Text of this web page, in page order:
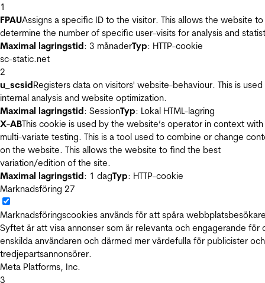
1
FPAUAssigns a specific ID to the visitor. This allows the website to
determine the number of specific user-visits for analysis and
Maximal lagringstid: 3 månaderTyp: HTTP-cookie
sc-static.net
2
u_scsidRegisters data on visitors' website-behaviour. This is
internal analysis and website optimization.
Maximal lagringstid: SessionTyp: Lokal HTML-lagring
X-ABThis cookie is used by the website’s operator in context with
multi-variate testing. This is a tool used to combine or change
on the website. This allows the website to find the best
variation/edition of the site.
Maximal lagringstid: 1 dagTyp: HTTP-cookie
Marknadsföring 27
Marknadsföringscookies används för att spåra
Syftet är att visa annonser som är relevanta och engagerande för
enskilda användaren och därmed mer värdefulla för publicister och
tredjepartsannonsörer.
Meta Platforms, Inc.
3